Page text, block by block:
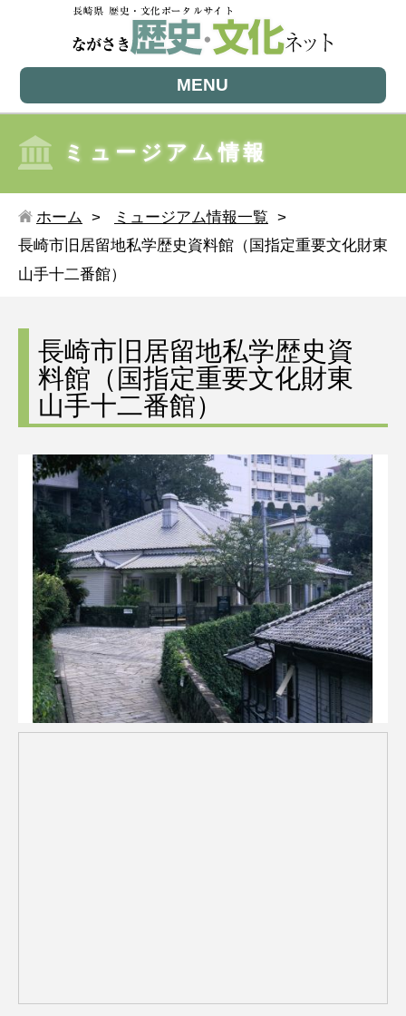
MENU
ミュージアム情報
ホーム
ミュージアム情報一覧
長崎市旧居留地私学歴史資料館（国指定重要文化財東
山手十二番館）
長崎市旧居留地私学歴史資
料館（国指定重要文化財東
山手十二番館）